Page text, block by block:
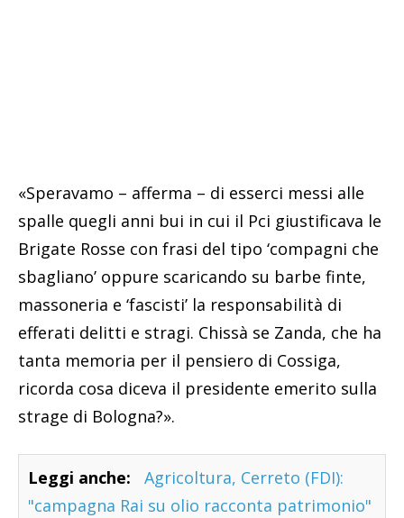
«Speravamo – afferma – di esserci messi alle
spalle quegli anni bui in cui il Pci giustificava le
Brigate Rosse con frasi del tipo ‘compagni che
sbagliano’ oppure scaricando su barbe finte,
massoneria e ‘fascisti’ la responsabilità di
efferati delitti e stragi. Chissà se Zanda, che ha
tanta memoria per il pensiero di Cossiga,
ricorda cosa diceva il presidente emerito sulla
strage di Bologna?».
Leggi anche:
Agricoltura, Cerreto (FDI):
"campagna Rai su olio racconta patrimonio"